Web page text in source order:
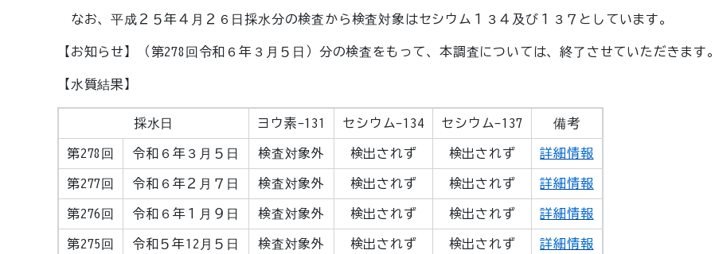
なお、平成２５年４月２６日採水分の検査から検査対象はセシウム１３４及び１３７としています。
【お知らせ】（第278回令和６年３月５日）分の検査をもって、本調査については、終了させていただきます。
【水質結果】
採水日 ヨウ素-131 セシウム-134 セシウム-137 備考
第278回 令和６年３月５日 検査対象外 検出されず 検出されず 詳細情報
第277回 令和６年２月７日 検査対象外 検出されず 検出されず 詳細情報
第276回 令和６年１月９日 検査対象外 検出されず 検出されず 詳細情報
第275回 令和５年12月５日 検査対象外 検出されず 検出されず 詳細情報